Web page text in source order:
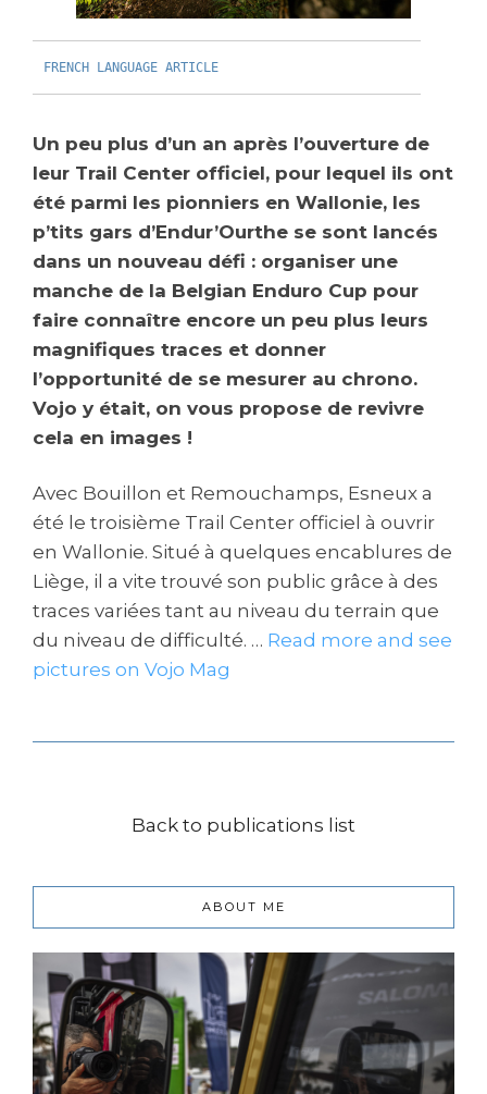
FRENCH LANGUAGE ARTICLE
Un peu plus d’un an après l’ouverture de
leur Trail Center officiel, pour lequel ils ont
été parmi les pionniers en Wallonie, les
p’tits gars d’Endur’Ourthe se sont lancés
dans un nouveau défi : organiser une
manche de la Belgian Enduro Cup pour
faire connaître encore un peu plus leurs
magnifiques traces et donner
l’opportunité de se mesurer au chrono.
Vojo y était, on vous propose de revivre
cela en images !
Avec Bouillon et Remouchamps, Esneux a
été le troisième Trail Center officiel à ouvrir
en Wallonie. Situé à quelques encablures de
Liège, il a vite trouvé son public grâce à des
traces variées tant au niveau du terrain que
du niveau de difficulté. … Read more and see
pictures on Vojo Mag
Back to publications list
ABOUT ME